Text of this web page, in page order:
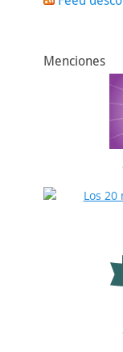
Menciones